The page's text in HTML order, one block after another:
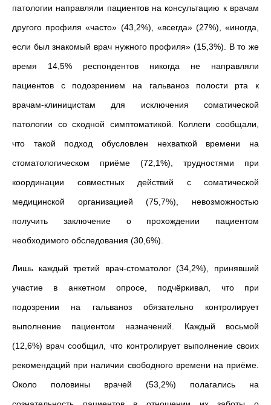
патологии направляли пациентов на консультацию к врачам
другого профиля «часто» (43,2%), «всегда» (27%), «иногда,
если был знакомый врач нужного профиля» (15,3%). В то же
время 14,5% респондентов никогда не направляли
пациентов с подозрением на гальваноз полости рта к
врачам-клиницистам для исключения соматической
патологии со сходной симптоматикой. Коллеги сообщали,
что такой подход обусловлен нехваткой времени на
стоматологическом приёме (72,1%), трудностями при
координации совместных действий с соматической
медицинской организацией (75,7%), невозможностью
получить заключение о прохождении пациентом
необходимого обследования (30,6%).
Лишь каждый третий врач-стоматолог (34,2%), принявший
участие в анкетном опросе, подчёркивал, что при
подозрении на гальваноз обязательно контролирует
выполнение пациентом назначений. Каждый восьмой
(12,6%) врач сообщил, что контролирует выполнение своих
рекомендаций при наличии свободного времени на приёме.
Около половины врачей (53,2%) полагались на